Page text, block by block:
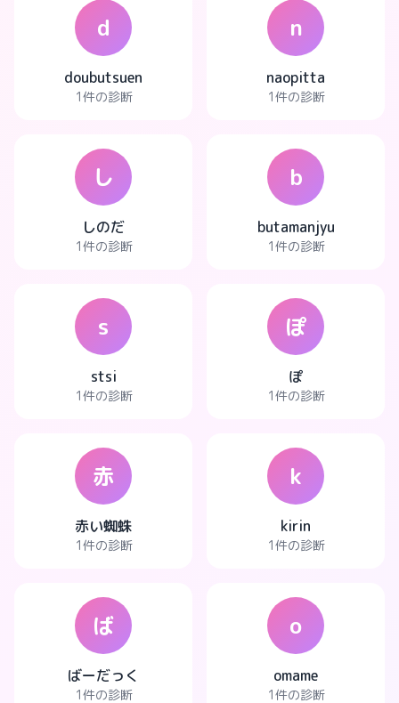
d
doubutsuen
1件の診断
n
naopitta
1件の診断
し
しのだ
1件の診断
b
butamanjyu
1件の診断
s
stsi
1件の診断
ぽ
ぽ
1件の診断
赤
赤い蜘蛛
1件の診断
k
kirin
1件の診断
ば
ばーだっく
1件の診断
o
omame
1件の診断